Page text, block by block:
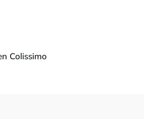
Colissimo